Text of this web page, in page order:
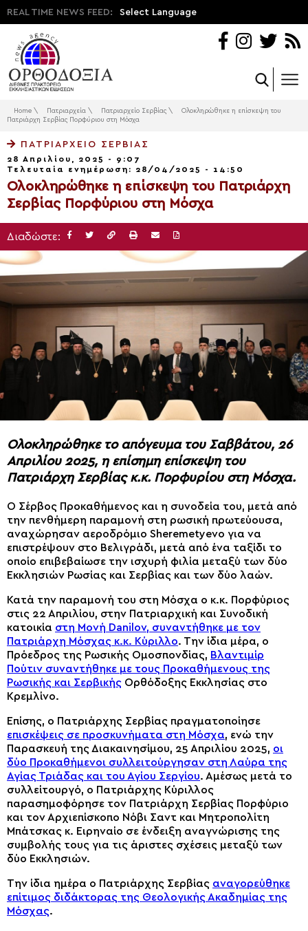
REAL TIME NEWS FEED: Select Language
Home \ Πατριαρχεία \ Πατριαρχείο Σερβίας \
Ολοκληρώθηκε η επίσκεψη του
Πατριάρχη Σερβίας Πορφύριου στη Μόσχα
ΠΑΤΡΙΑΡΧΕΊΟ ΣΕΡΒΊΑΣ
28 Απριλίου, 2025 - 9:07
Τελευταία ενημέρωση: 28/04/2025 - 14:50
Ολοκληρώθηκε η επίσκεψη του Πατριάρχη
Σερβίας Πορφύριου στη Μόσχα
Διαδώστε:
Ολοκληρώθηκε το απόγευμα του Σαββάτου, 26
Απριλίου 2ο25, η επίσημη επίσκεψη του
Πατριάρχη Σερβίας κ.κ. Πορφυρίου στη Μόσχα.
Ο Σέρβος Προκαθήμενος και η συνοδεία του, μετά από
την πενθήμερη παραμονή στη ρωσική πρωτεύουσα,
αναχώρησαν αεροδρόμιο Sheremetyevo για να
επιστρέψουν στο Βελιγράδι, μετά από ένα ταξίδι το
οποίο επιβεβαίωσε την ισχυρή φιλία μεταξύ των δύο
Εκκλησιών Ρωσίας και Σερβίας και των δύο λαών.
Κατά την παραμονή του στη Μόσχα ο κ.κ. Πορφύριος
στις 22 Απριλίου, στην Πατριαρχική και Συνοδική
κατοικία στη Μονή Danilov, συναντήθηκε με τον
Πατριάρχη Μόσχας κ.κ. Κύριλλο. Την ίδια μέρα, ο
Πρόεδρος της Ρωσικής Ομοσπονδίας, Βλαντιμίρ
Πούτιν συναντήθηκε με τους Προκαθήμενους της
Ρωσικής και Σερβικής Ορθόδοξης Εκκλησίας στο
Κρεμλίνο.
Επίσης, ο Πατριάρχης Σερβίας πραγματοποίησε
επισκέψεις σε προσκυνήματα στη Μόσχα, ενώ την
Παρασκευή της Διακαινησίμου, 25 Απριλίου 2025, οι
δύο Προκαθήμενοι συλλειτούργησαν στη Λαύρα της
Αγίας Τριάδας και του Αγίου Σεργίου. Αμέσως μετά το
συλλείτουργό, ο Πατριάρχης Κύριλλος
παρασημοφόρησε τον Πατριάρχη Σερβίας Πορφύριο
και τον Αρχιεπίσκοπο Νόβι Σαντ και Μητροπολίτη
Μπάτσκας κ. Ειρηναίο σε ένδειξη αναγνώρισης της
συμβολής τους για τις άριστες σχέσεις μεταξύ των
δύο Εκκλησιών.
Την ίδια ημέρα ο Πατριάρχης Σερβίας αναγορεύθηκε
επίτιμος διδάκτορας της Θεολογικής Ακαδημίας της
Μόσχας.